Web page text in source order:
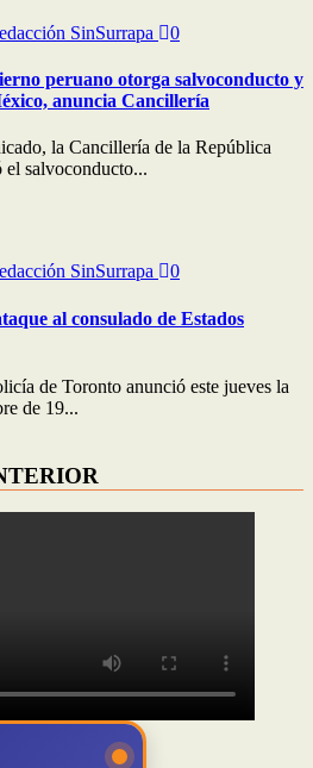
SinSurrapa 0
peruano otorga salvoconducto y
anuncia Cancillería
la Cancillería de la República
el salvoconducto...
SinSurrapa 0
al consulado de Estados
de Toronto anunció este jueves la
de 19...